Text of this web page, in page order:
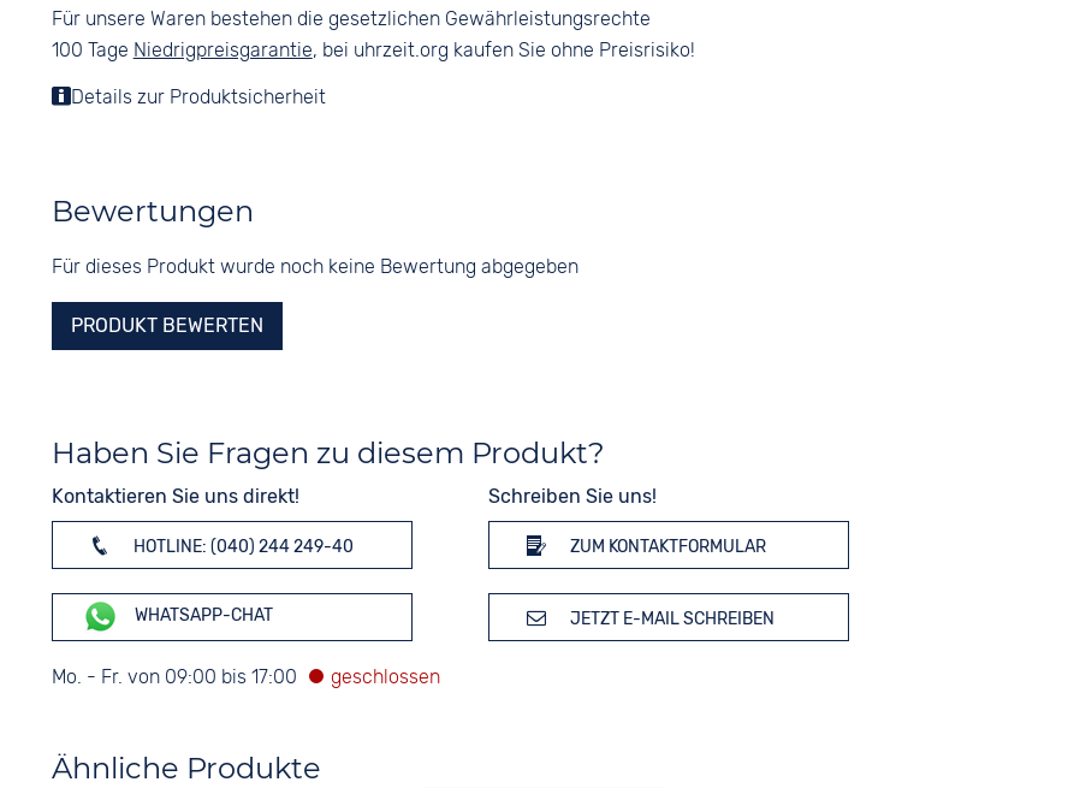
Für unsere Waren bestehen die gesetzlichen Gewährleistungsrechte
100 Tage Niedrigpreisgarantie, bei uhrzeit.org kaufen Sie ohne Preisrisiko!
Details zur Produktsicherheit
Bewertungen
Für dieses Produkt wurde noch keine Bewertung abgegeben
PRODUKT BEWERTEN
Haben Sie Fragen zu diesem Produkt?
Kontaktieren Sie uns direkt!
HOTLINE: (040) 244 249-40
WHATSAPP-CHAT
Mo. - Fr. von 09:00 bis 17:00
Schreiben Sie uns!
ZUM KONTAKTFORMULAR
JETZT E-MAIL SCHREIBEN
Ähnliche Produkte